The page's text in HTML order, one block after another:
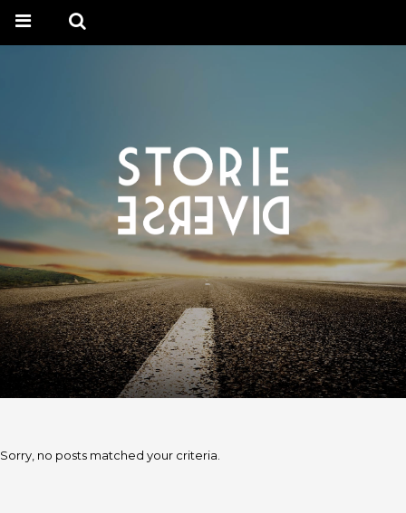
Sorry, no posts matched your criteria.